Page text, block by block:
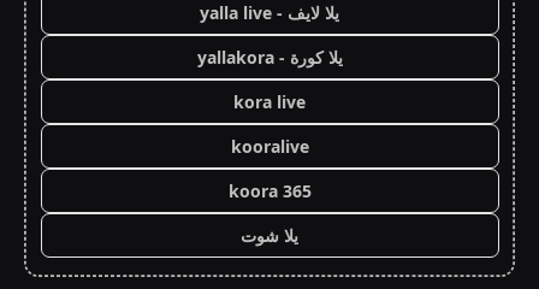
يلا لايف - yalla live
يلا كورة - yallakora
kora live
kooralive
koora 365
يلا شوت